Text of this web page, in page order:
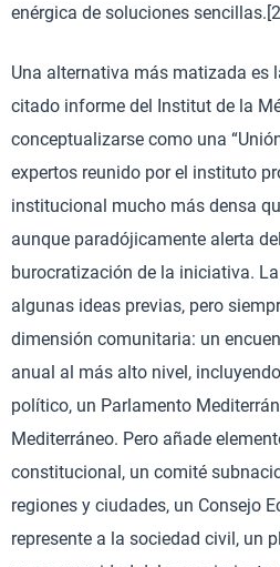
enérgica de soluciones
Una alternativa más matizada es
citado informe del Institut de la
conceptualizarse como una
expertos reunido por el instituto
institucional mucho más densa
aunque paradójicamente alerta
burocratización de la iniciativa.
algunas ideas previas, pero
dimensión comunitaria: un
anual al más alto nivel,
político, un Parlamento
Mediterráneo. Pero añade
constitucional, un comité
regiones y ciudades, un Consejo
represente a la sociedad civil, un